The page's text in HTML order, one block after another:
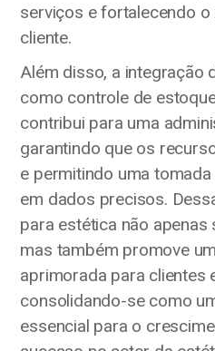
serviços e fortalecendo
cliente.
Além disso, a integração
como controle de
contribui para uma
garantindo que os
e permitindo uma
em dados precisos.
para estética não
mas também promove
aprimorada para clientes
consolidando-se como
essencial para o